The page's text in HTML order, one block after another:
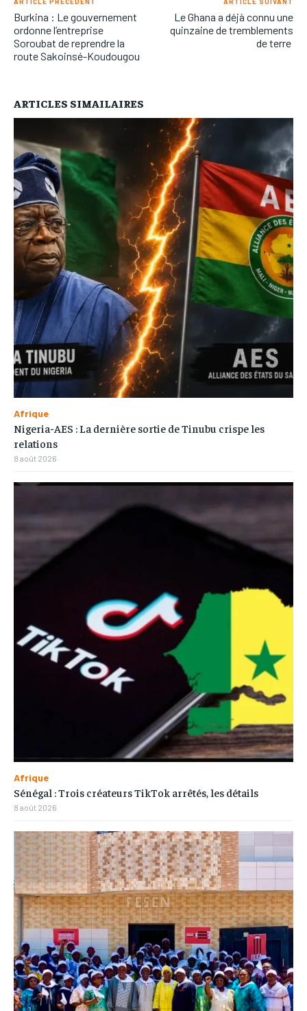
Burkina : Le gouvernement
ordonne l’entreprise
Soroubat de reprendre la
route Sakoinsé-Koudougou
Le Ghana a déjà connu une
quinzaine de tremblements
de terre
ARTICLES SIMAILAIRES
Afrique
Nigeria-AES : La dernière sortie de Tinubu crispe les
relations
8 août 2026
Afrique
Sénégal : Trois créateurs TikTok arrêtés, les détails
8 août 2026